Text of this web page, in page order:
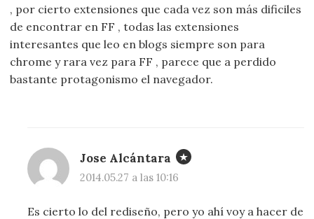
, por cierto extensiones que cada vez son más dificiles
de encontrar en FF , todas las extensiones
interesantes que leo en blogs siempre son para
chrome y rara vez para FF , parece que a perdido
bastante protagonismo el navegador.
Jose Alcántara
2014.05.27 a las 10:16
Es cierto lo del rediseño, pero yo ahí voy a hacer de